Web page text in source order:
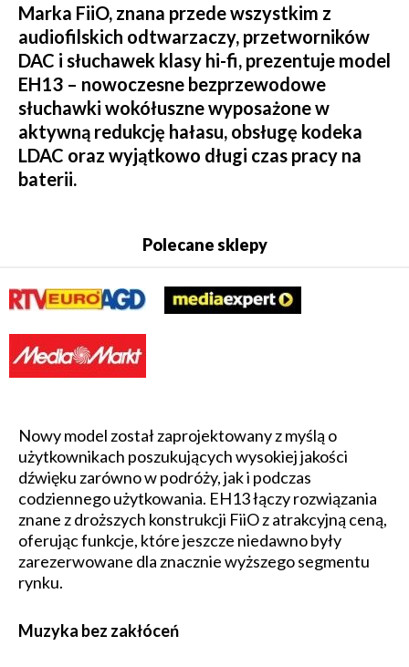
Marka FiiO, znana przede wszystkim z
audiofilskich odtwarzaczy, przetworników
DAC i słuchawek klasy hi-fi, prezentuje model
EH13 – nowoczesne bezprzewodowe
słuchawki wokółuszne wyposażone w
aktywną redukcję hałasu, obsługę kodeka
LDAC oraz wyjątkowo długi czas pracy na
baterii.
Polecane sklepy
Nowy model został zaprojektowany z myślą o
użytkownikach poszukujących wysokiej jakości
dźwięku zarówno w podróży, jak i podczas
codziennego użytkowania. EH13 łączy rozwiązania
znane z droższych konstrukcji FiiO z atrakcyjną ceną,
oferując funkcje, które jeszcze niedawno były
zarezerwowane dla znacznie wyższego segmentu
rynku.
Muzyka bez zakłóceń